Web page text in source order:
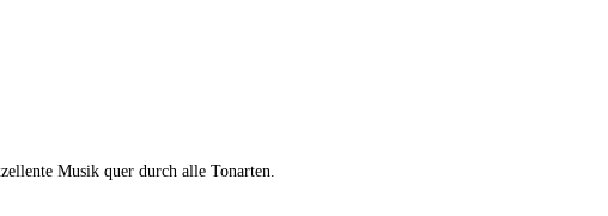
Musik quer durch alle Tonarten.